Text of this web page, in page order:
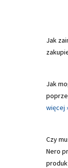
Jak
Jak
więcej
Czy
Nero